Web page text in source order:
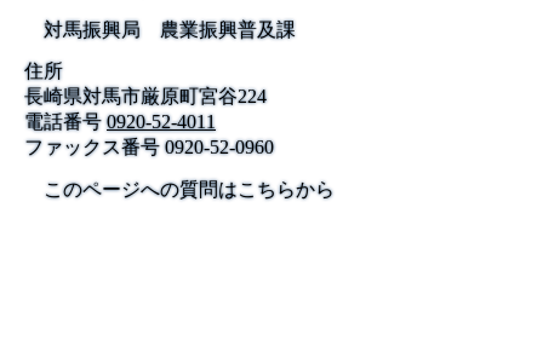
対馬振興局 農業振興普及課
住所
長崎県対馬市厳原町宮谷224
電話番号 0920-52-4011
ファックス番号0920-52-0960
このページへの質問はこちらから